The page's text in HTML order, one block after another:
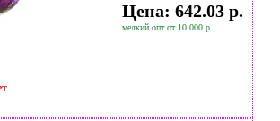
Цена: 642.03 р.
мелкий опт от 10 000 р.